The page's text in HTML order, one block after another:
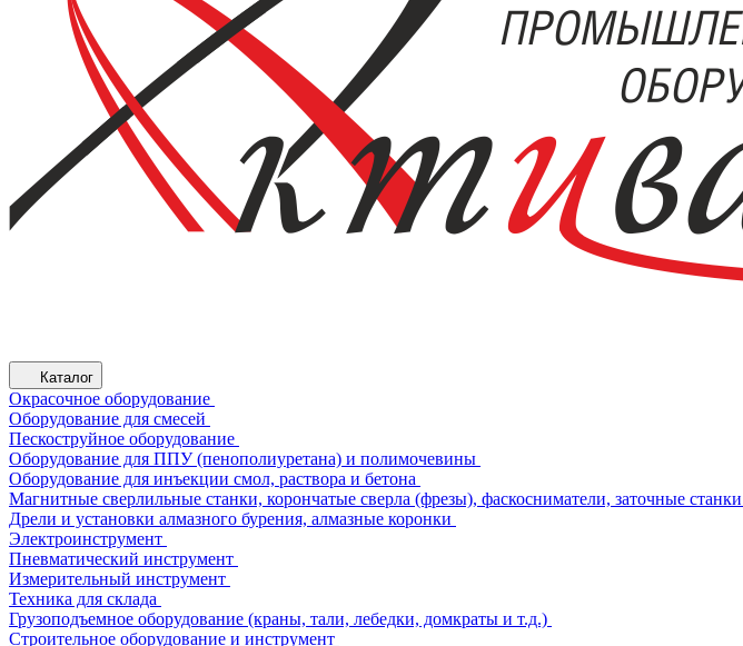
Каталог
Окрасочное оборудование
Оборудование для смесей
Пескоструйное оборудование
Оборудование для ППУ (пенополиуретана) и полимочевины
Оборудование для инъекции смол, раствора и бетона
Магнитные сверлильные станки, корончатые сверла (фрезы), фаскосниматели, заточные станки
Дрели и установки алмазного бурения, алмазные коронки
Электроинструмент
Пневматический инструмент
Измерительный инструмент
Техника для склада
Грузоподъемное оборудование (краны, тали, лебедки, домкраты и т.д.)
Строительное оборудование и инструмент